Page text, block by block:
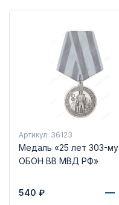
Артикул: 36123
Медаль «25 лет 303-му
ОБОН ВВ МВД РФ»
540 ₽